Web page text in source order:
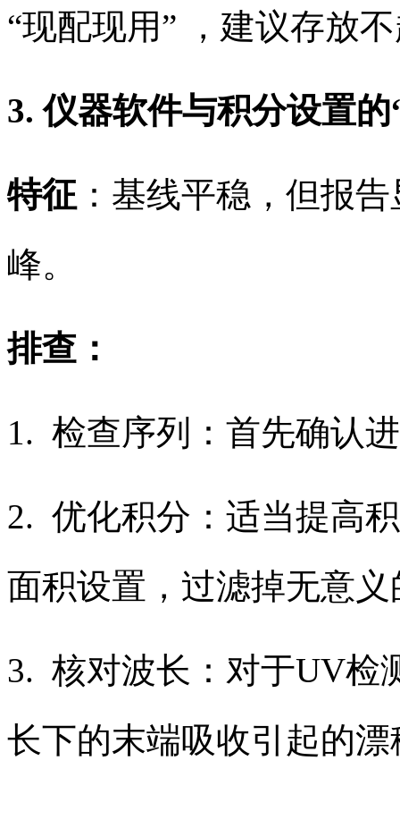
“现配现用” ，建议存放
3. 仪器软件与积分设置的
特征 ：基线平稳，但报
峰。
排查：
1. 检查序列：首先确认
2. 优化积分：适当提高
面积设置，过滤掉无意
3. 核对波长：对于UV检
长下的末端吸收引起的